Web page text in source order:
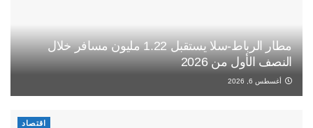
مطار الرباط-سلا يستقبل 1.22 مليون مسافر خلال
النصف الأول من 2026
أغسطس 6, 2026
اقتصاد